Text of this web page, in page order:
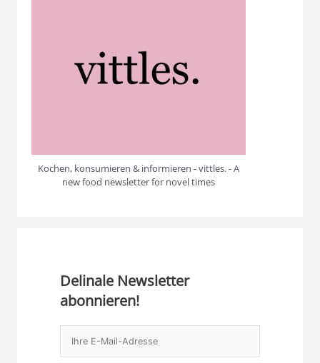
Kochen, konsumieren & informieren - vittles. - A
new food newsletter for novel times
Delinale Newsletter
abonnieren!